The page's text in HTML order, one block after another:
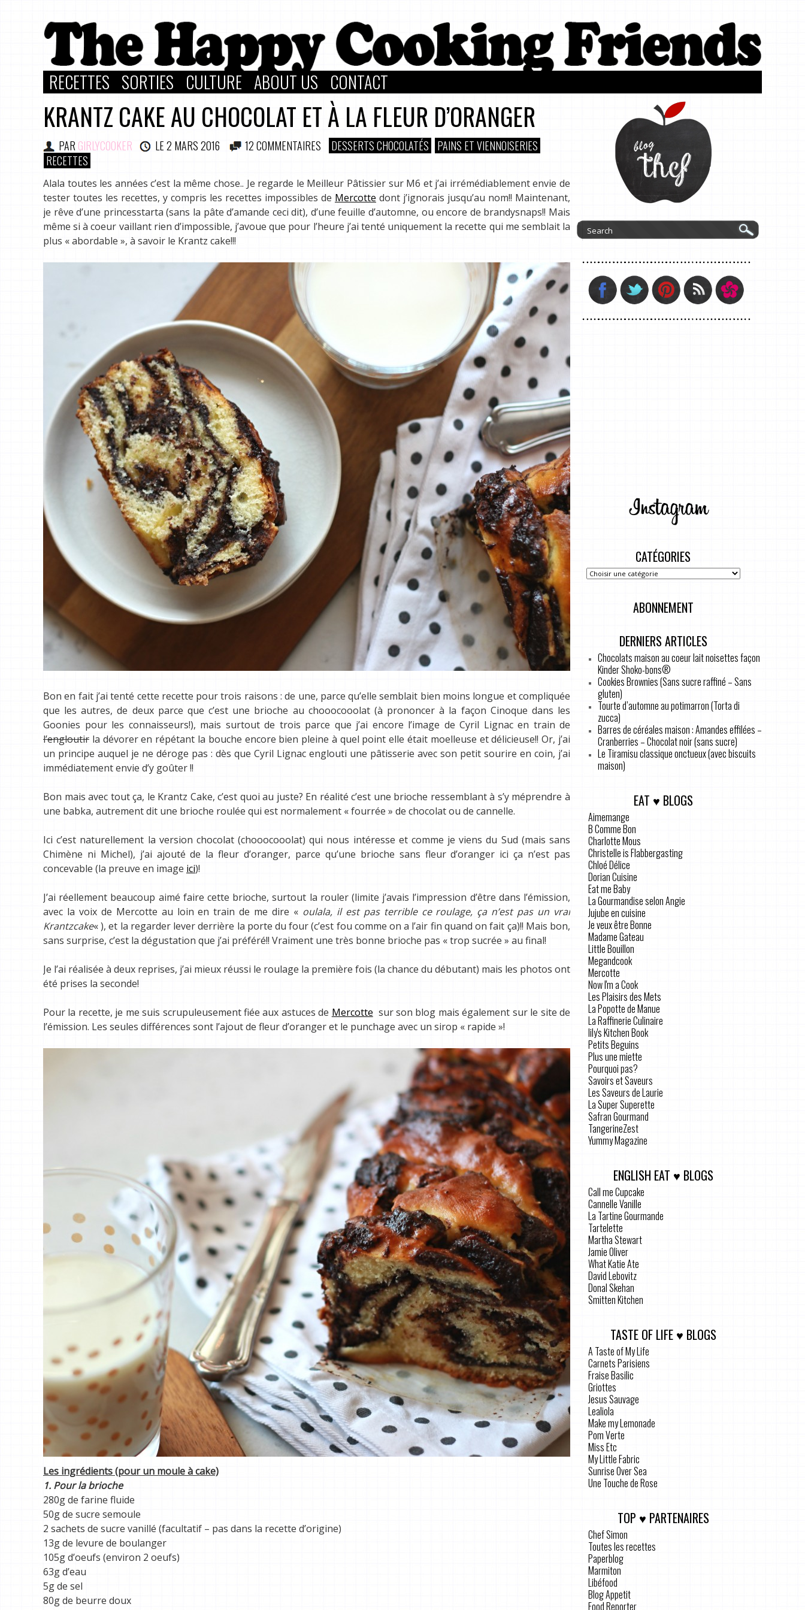
RECETTES SORTIES CULTURE ABOUT US CONTACT
KRANTZ CAKE AU CHOCOLAT ET À LA FLEUR D’ORANGER
PAR GIRLYCOOKER LE2 MARS 2016 12 COMMENTAIRES DESSERTS CHOCOLATÉS
PAINS ET VIENNOISERIES
RECETTES
Alala toutes les années c’est la même chose.. Je regarde le Meilleur Pâtissier sur M6 et j’ai irrémédiablement envie de
tester toutes les recettes, y compris les recettes impossibles de Mercotte dont j’ignorais jusqu’au nom!! Maintenant,
je rêve d’une princesstarta (sans la pâte d’amande ceci dit), d’une feuille d’automne, ou encore de brandysnaps!! Mais
même si à coeur vaillant rien d’impossible, j’avoue que pour l’heure j’ai tenté uniquement la recette qui me semblait la
plus « abordable », à savoir le Krantz cake!!!
Bon en fait j’ai tenté cette recette pour trois raisons : de une, parce qu’elle semblait bien moins longue et compliquée
que les autres, de deux parce que c’est une brioche au chooocooolat (à prononcer à la façon Cinoque dans les
Goonies pour les connaisseurs!), mais surtout de trois parce que j’ai encore l’image de Cyril Lignac en train de
l’engloutir la dévorer en répétant la bouche encore bien pleine à quel point elle était moelleuse et délicieuse!! Or, j’ai
un principe auquel je ne déroge pas : dès que Cyril Lignac englouti une pâtisserie avec son petit sourire en coin, j’ai
immédiatement envie d’y goûter !!
Bon mais avec tout ça, le Krantz Cake, c’est quoi au juste? En réalité c’est une brioche ressemblant à s’y méprendre à
une babka, autrement dit une brioche roulée qui est normalement « fourrée » de chocolat ou de cannelle.
Ici c’est naturellement la version chocolat (chooocooolat) qui nous intéresse et comme je viens du Sud (mais sans
Chimène ni Michel), j’ai ajouté de la fleur d’oranger, parce qu’une brioche sans fleur d’oranger ici ça n’est pas
concevable (la preuve en image ici)!
J’ai réellement beaucoup aimé faire cette brioche, surtout la rouler (limite j’avais l’impression d’être dans l’émission,
avec la voix de Mercotte au loin en train de me dire « oulala, il est pas terrible ce roulage, ça n’est pas un vrai
Krantzcake« ), et la regarder lever derrière la porte du four (c’est fou comme on a l’air fin quand on fait ça)!! Mais bon,
sans surprise, c’est la dégustation que j’ai préféré!! Vraiment une très bonne brioche pas « trop sucrée » au final!
Je l’ai réalisée à deux reprises, j’ai mieux réussi le roulage la première fois (la chance du débutant) mais les photos ont
été prises la seconde!
Pour la recette, je me suis scrupuleusement fiée aux astuces de Mercotte sur son blog mais également sur le site de
l’émission. Les seules différences sont l’ajout de fleur d’oranger et le punchage avec un sirop « rapide »!
Les ingrédients (pour un moule à cake)
1. Pour la brioche
280g de farine fluide
50g de sucre semoule
2 sachets de sucre vanillé (facultatif – pas dans la recette d’origine)
13g de levure de boulanger
105g d’oeufs (environ 2 oeufs)
63g d’eau
5g de sel
80g de beurre doux
CATÉGORIES
ABONNEMENT
DERNIERS ARTICLES
Chocolats maison au coeur lait noisettes façon
Kinder Shoko-bons®
Cookies Brownies (Sans sucre raffiné – Sans
gluten)
Tourte d’automne au potimarron (Torta di
zucca)
Barres de céréales maison : Amandes effilées –
Cranberries – Chocolat noir (sans sucre)
Le Tiramisu classique onctueux (avec biscuits
maison)
EAT ♥ BLOGS
Aimemange
B Comme Bon
Charlotte Mous
Christelle is Flabbergasting
Chloé Délice
Dorian Cuisine
Eat me Baby
La Gourmandise selon Angie
Jujube en cuisine
Je veux être Bonne
Madame Gateau
Little Bouillon
Megandcook
Mercotte
Now I'm a Cook
Les Plaisirs des Mets
La Popotte de Manue
La Raffinerie Culinaire
lily's Kitchen Book
Petits Beguins
Plus une miette
Pourquoi pas?
Savoirs et Saveurs
Les Saveurs de Laurie
La Super Superette
Safran Gourmand
TangerineZest
Yummy Magazine
ENGLISH EAT ♥ BLOGS
Call me Cupcake
Cannelle Vanille
La Tartine Gourmande
Tartelette
Martha Stewart
Jamie Oliver
What Katie Ate
David Lebovitz
Donal Skehan
Smitten Kitchen
TASTE OF LIFE ♥ BLOGS
A Taste of My Life
Carnets Parisiens
Fraise Basilic
Griottes
Jesus Sauvage
Lealiola
Make my Lemonade
Pom Verte
Miss Etc
My Little Fabric
Sunrise Over Sea
Une Touche de Rose
TOP ♥ PARTENAIRES
Chef Simon
Toutes les recettes
Paperblog
Marmiton
Libéfood
Blog Appetit
Food Reporter